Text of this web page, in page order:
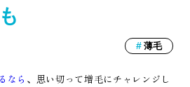
薄毛
なら 、思い切って増毛にチャレンジし